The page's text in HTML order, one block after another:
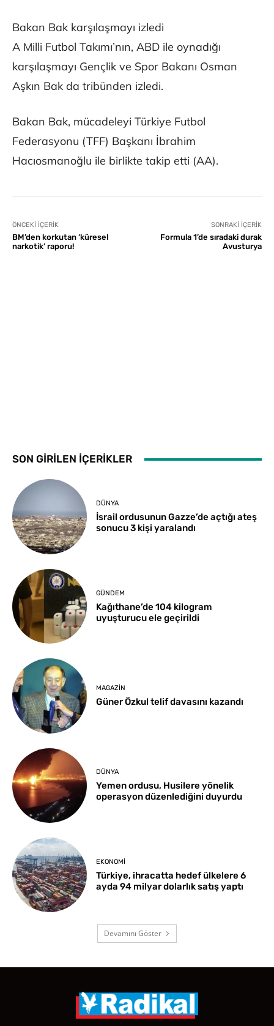
Bakan Bak karşılaşmayı izledi
A Milli Futbol Takımı’nın, ABD ile oynadığı
karşılaşmayı Gençlik ve Spor Bakanı Osman
Aşkın Bak da tribünden izledi.
Bakan Bak, mücadeleyi Türkiye Futbol
Federasyonu (TFF) Başkanı İbrahim
Hacıosmanoğlu ile birlikte takip etti (AA).
ÖNCEKI İÇERIK
BM’den korkutan ‘küresel
narkotik’ raporu!
SONRAKI İÇERIK
Formula 1’de sıradaki durak
Avusturya
SON GİRİLEN İÇERİKLER
DÜNYA
İsrail ordusunun Gazze’de açtığı ateş
sonucu 3 kişi yaralandı
GÜNDEM
Kağıthane’de 104 kilogram
uyuşturucu ele geçirildi
MAGAZIN
Güner Özkul telif davasını kazandı
DÜNYA
Yemen ordusu, Husilere yönelik
operasyon düzenlediğini duyurdu
EKONOMI
Türkiye, ihracatta hedef ülkelere 6
ayda 94 milyar dolarlık satış yaptı
Devamını Göster